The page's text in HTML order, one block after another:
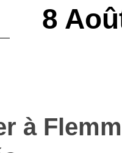
8
à